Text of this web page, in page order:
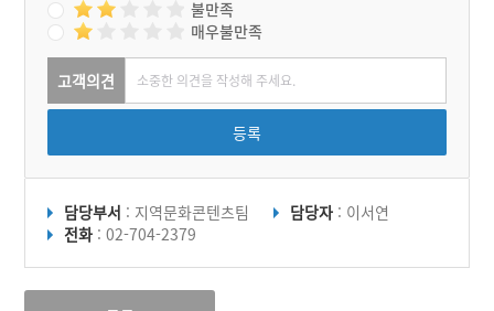
불만족
매우불만족
고객의견
등록
담당부서 : 지역문화콘텐츠팀 담당자 : 이서연
전화 : 02-704-2379